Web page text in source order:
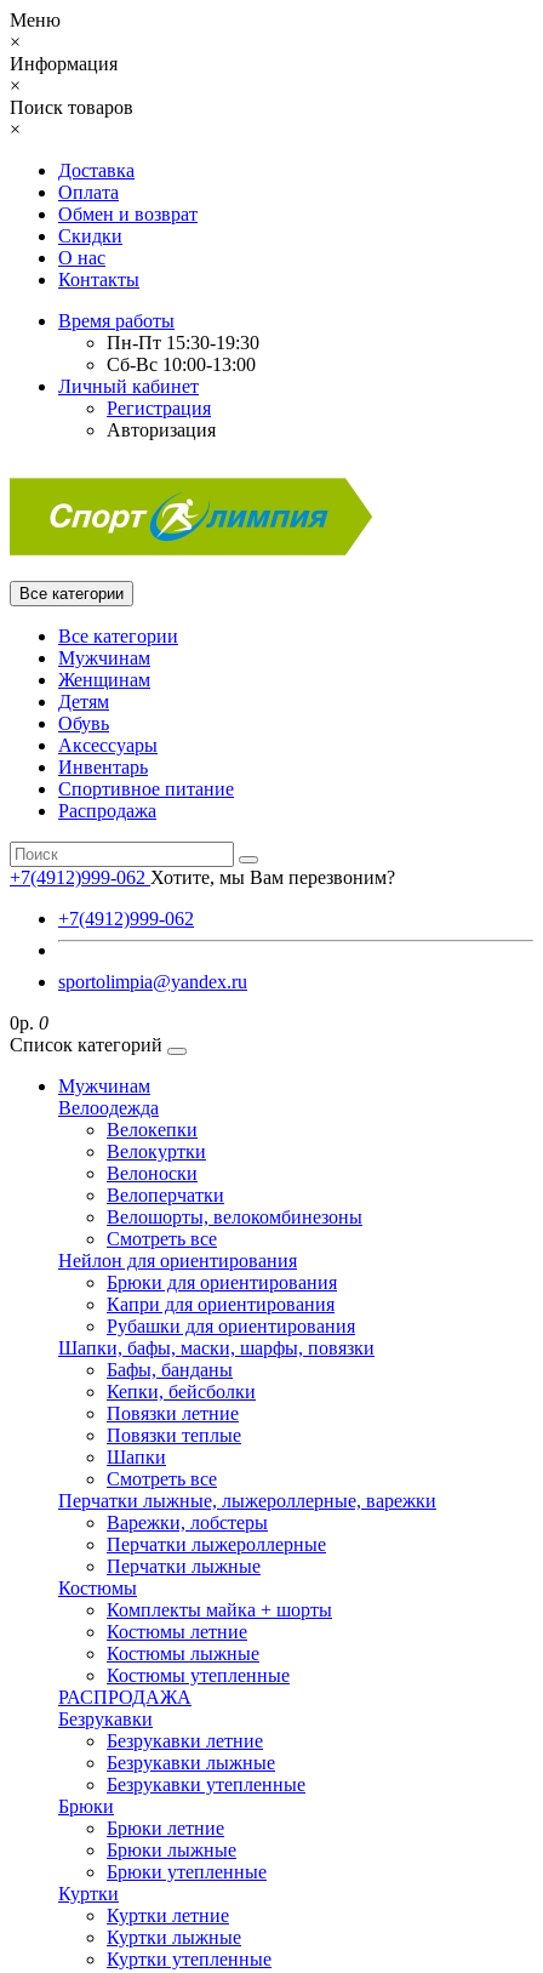
Меню
×
Информация
×
Поиск товаров
×
Доставка
Оплата
Обмен и возврат
Скидки
О нас
Контакты
Время работы
Пн-Пт 15:30-19:30
Сб-Вс 10:00-13:00
Личный кабинет
Регистрация
Авторизация
Все категории
Все категории
Мужчинам
Женщинам
Детям
Обувь
Аксессуары
Инвентарь
Спортивное питание
Распродажа
+7(4912)999-062 Хотите, мы Вам перезвоним?
+7(4912)999-062
sportolimpia@yandex.ru
0р. 0
Список категорий
Мужчинам
Велоодежда
Велокепки
Велокуртки
Велоноски
Велоперчатки
Велошорты, велокомбинезоны
Смотреть все
Нейлон для ориентирования
Брюки для ориентирования
Капри для ориентирования
Рубашки для ориентирования
Шапки, бафы, маски, шарфы, повязки
Бафы, банданы
Кепки, бейсболки
Повязки летние
Повязки теплые
Шапки
Смотреть все
Перчатки лыжные, лыжероллерные, варежки
Варежки, лобстеры
Перчатки лыжероллерные
Перчатки лыжные
Костюмы
Комплекты майка + шорты
Костюмы летние
Костюмы лыжные
Костюмы утепленные
РАСПРОДАЖА
Безрукавки
Безрукавки летние
Безрукавки лыжные
Безрукавки утепленные
Брюки
Брюки летние
Брюки лыжные
Брюки утепленные
Куртки
Куртки летние
Куртки лыжные
Куртки утепленные